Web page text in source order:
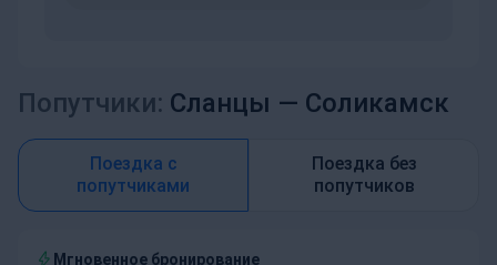
Попутчики: Сланцы — Соликамск
Поездка с
попутчиками
Поездка без
попутчиков
Мгновенное бронирование